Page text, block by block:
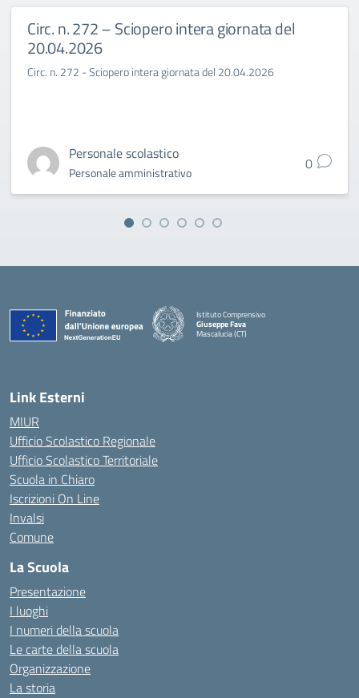
Circ. n. 272 – Sciopero intera giornata del
20.04.2026
Circ. n. 272 - Sciopero intera giornata del 20.04.2026
Personale scolastico
Personale amministrativo 0
Istituto Comprensivo
Giuseppe Fava
Mascalucia (CT)
Link Esterni
MIUR
Ufficio Scolastico Regionale
Ufficio Scolastico Territoriale
Scuola in Chiaro
Iscrizioni On Line
Invalsi
Comune
La Scuola
Presentazione
I luoghi
I numeri della scuola
Le carte della scuola
Organizzazione
La storia